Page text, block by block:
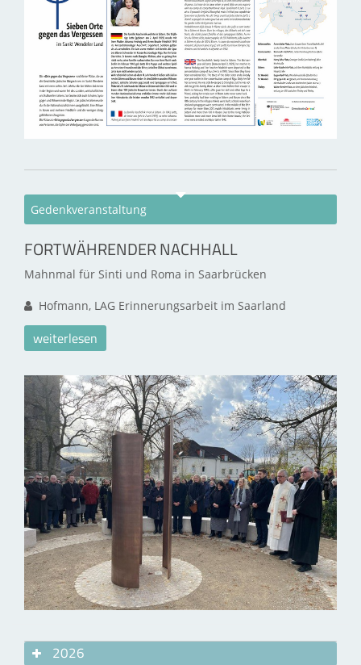
Gedenkveranstaltung
FORTWÄHRENDER NACHHALL
Mahnmal für Sinti und Roma in Saarbrücken
Hofmann, LAG Erinnerungsarbeit im Saarland
weiterlesen
2026